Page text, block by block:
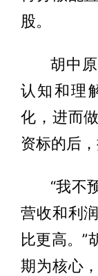
股。
胡中
认知和理
化，进而
资标的后
“我不
营收和利
比更高。”
期为核心